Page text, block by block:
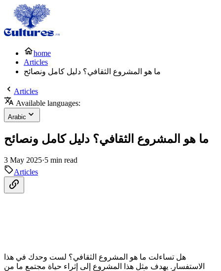
home
Articles
ما هو المشروع الثقافي؟ دليل كامل ونصائح
Articles
Available languages:
Arabic
ما هو المشروع الثقافي؟ دليل كامل ونصائح
3 May 2025·5 min read
Articles
هل تساءلت ما هو المشروع الثقافي؟ لست وحدك في هذا
الاستفسار. يهدف مثل هذا المشروع إلى إثراء حياة مجتمع ما من